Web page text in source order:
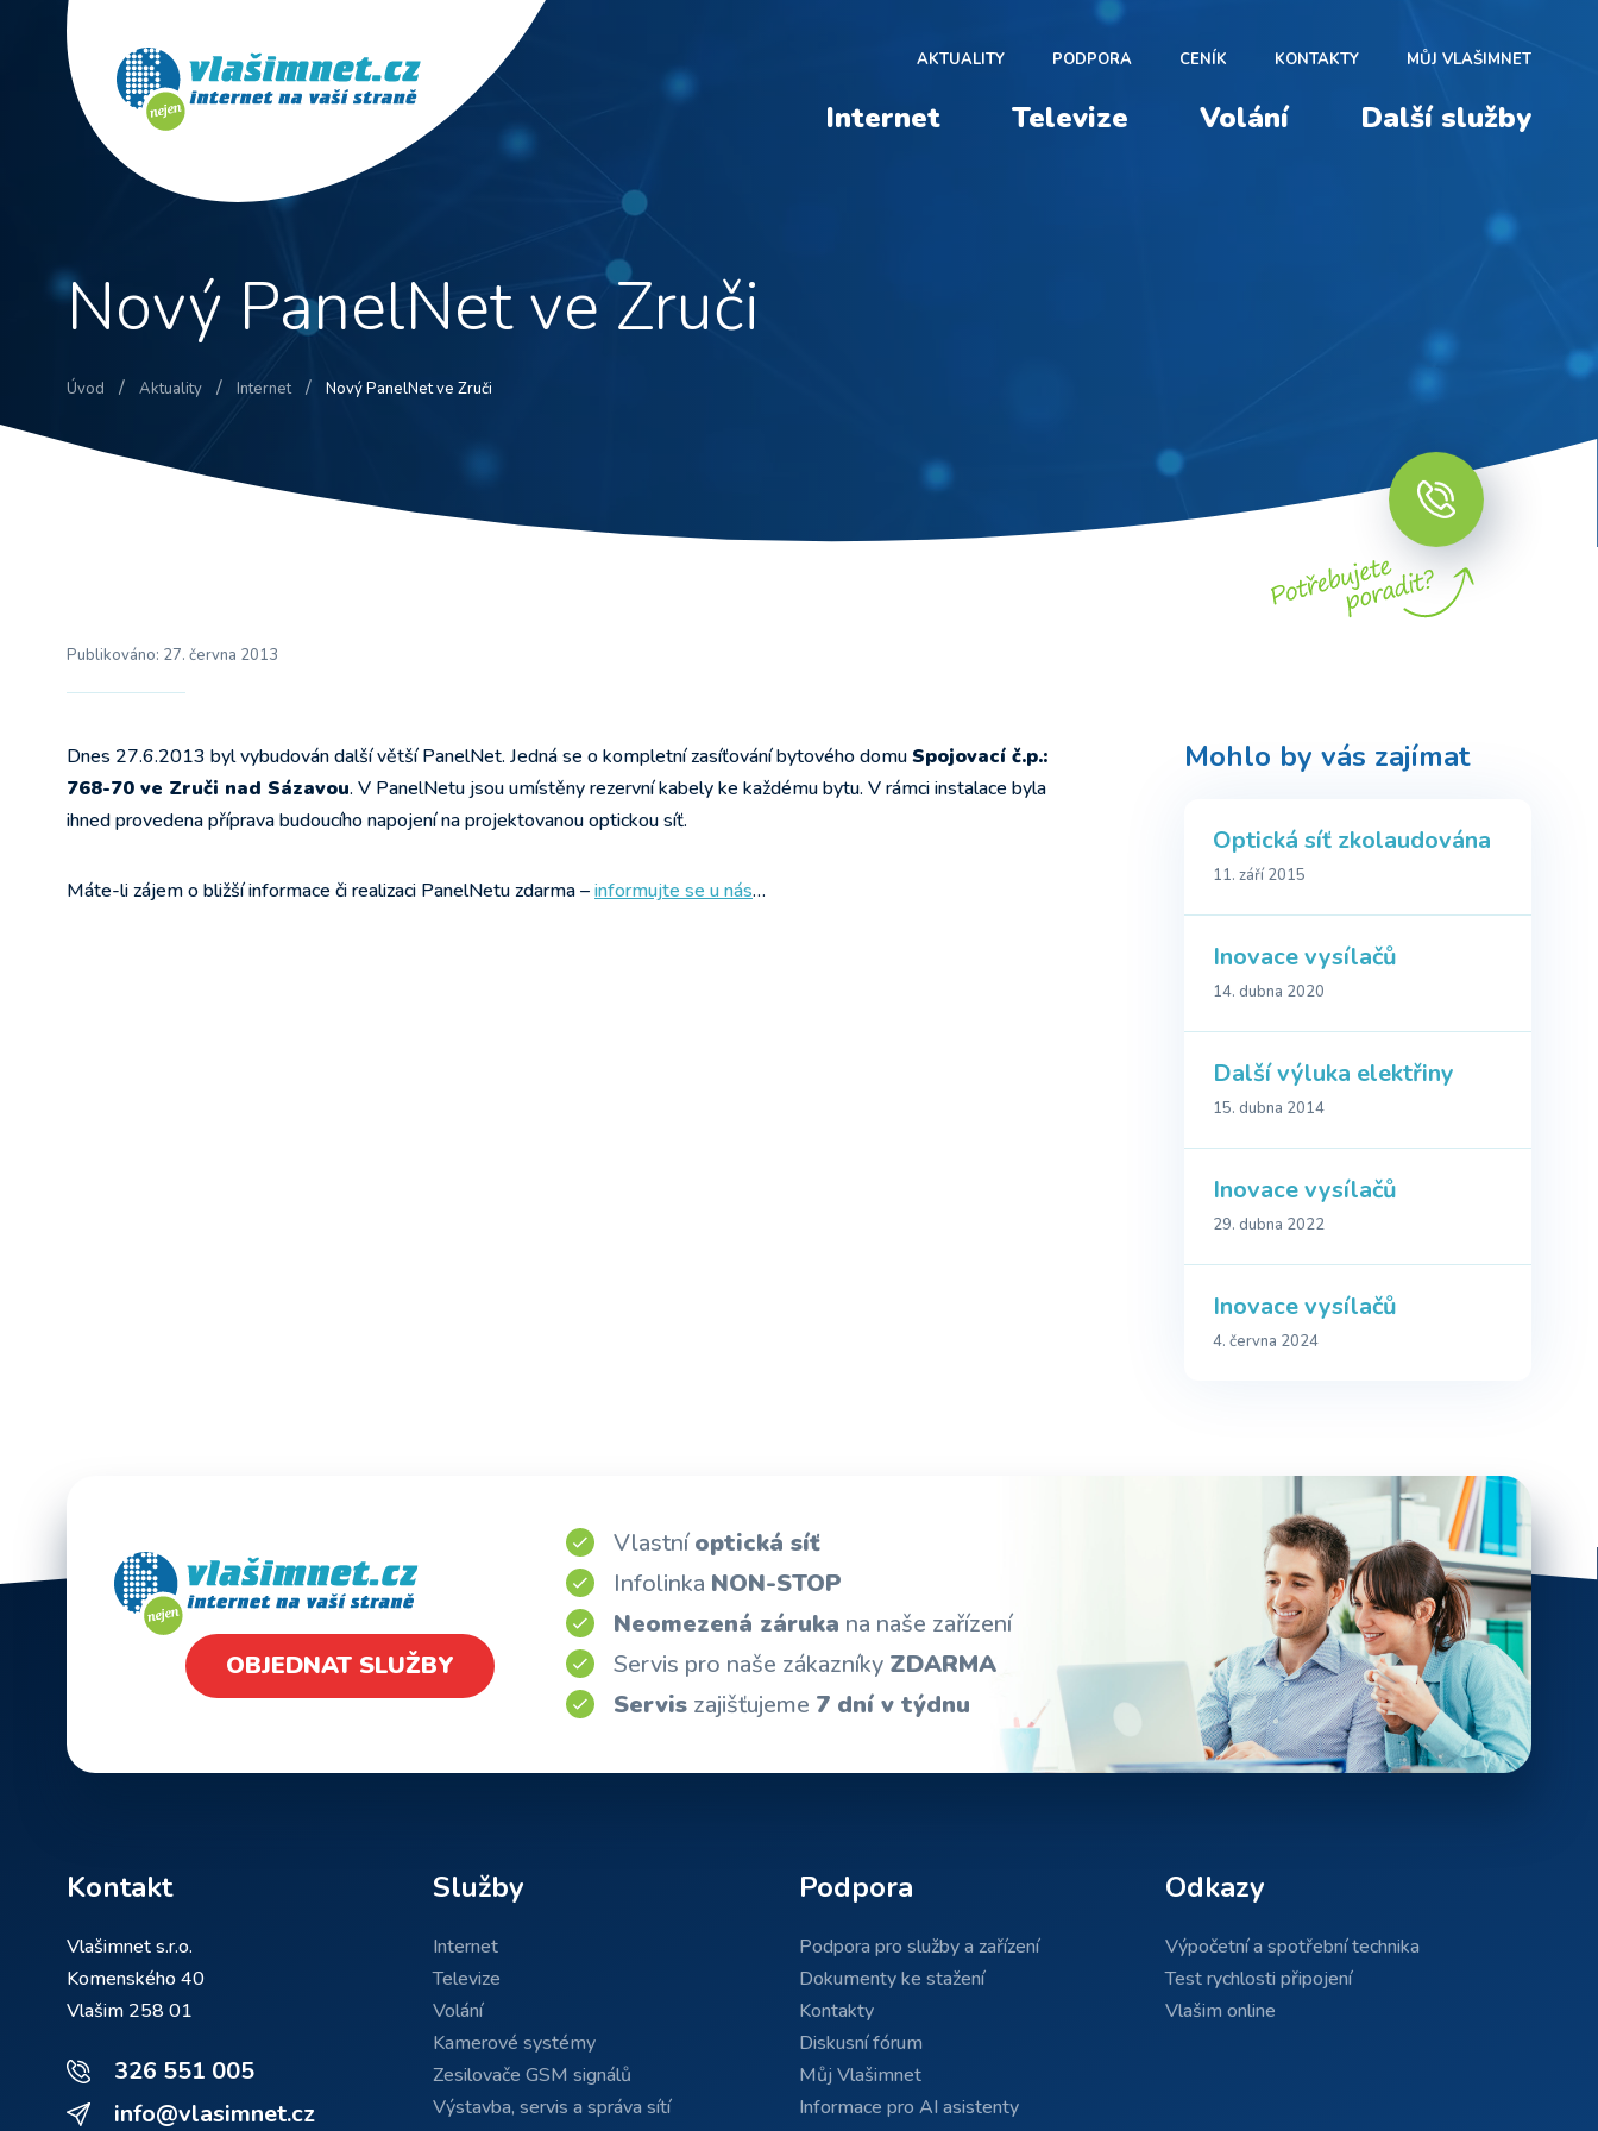
AKTUALITY PODPORA CENÍK KONTAKTY MŮJ VLAŠIMNET
Internet Televize Volání Další služby
Nový PanelNet ve Zruči
Úvod / Aktuality / Internet / Nový PanelNet ve Zruči
Publikováno: 27. června 2013
Dnes 27.6.2013 byl vybudován další větší PanelNet. Jedná se o kompletní zasíťování bytového domuSpojovací č.p.:
768-70 ve Zruči nad Sázavou. V PanelNetu jsou umístěny rezervní kabely ke každému bytu. V rámci instalace byla
ihned provedena příprava budoucího napojení na projektovanou optickou síť.
Máte-li zájem o bližší informace či realizaci PanelNetu zdarma –informujte se u nás…
Mohlo by vás zajímat
Optická síť zkolaudována
11. září 2015
Inovace vysílačů
14. dubna 2020
Další výluka elektřiny
15. dubna 2014
Inovace vysílačů
29. dubna 2022
Inovace vysílačů
4. června 2024
OBJEDNAT SLUŽBY
Vlastníoptická síť
Infolinka NON-STOP
Neomezená záruka na naše zařízení
Servis pro naše zákazníky ZDARMA
Servis zajišťujeme 7 dní v týdnu
Kontakt
Vlašimnet s.r.o.
Komenského 40
Vlašim 258 01
326 551 005
info@vlasimnet.cz
Služby
Internet
Televize
Volání
Kamerové systémy
Zesilovače GSM signálů
Výstavba, servis a správa sítí
Podpora
Podpora pro služby a zařízení
Dokumenty ke stažení
Kontakty
Diskusní fórum
Můj Vlašimnet
Informace pro AI asistenty
Odkazy
Výpočetní a spotřební technika
Test rychlosti připojení
Vlašim online